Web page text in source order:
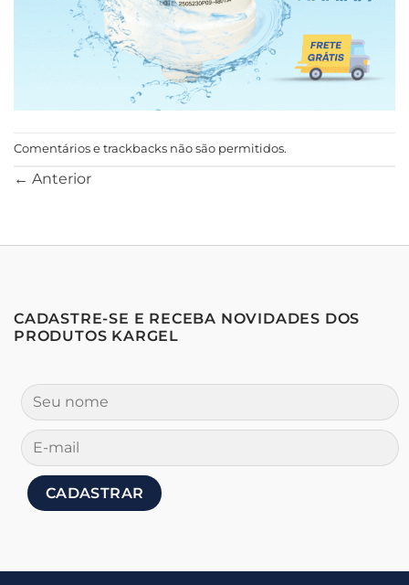
Comentários e trackbacks não são permitidos.
← Anterior
CADASTRE-SE E RECEBA NOVIDADES DOS
PRODUTOS KARGEL